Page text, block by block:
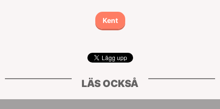
Kent
LÄS OCKSÅ